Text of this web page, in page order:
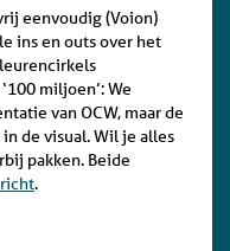
eenvoudig (Voion)
ins en outs over het
miljoen’: We
van OCW, maar de
de visual. Wil je alles
pakken. Beide
.